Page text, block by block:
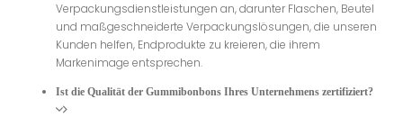
Verpackungsdienstleistungen an, darunter Flaschen, Beutel
und maßgeschneiderte Verpackungslösungen, die unseren
Kunden helfen, Endprodukte zu kreieren, die ihrem
Markenimage entsprechen.
Ist die Qualität der Gummibonbons Ihres Unternehmens zertifiziert?